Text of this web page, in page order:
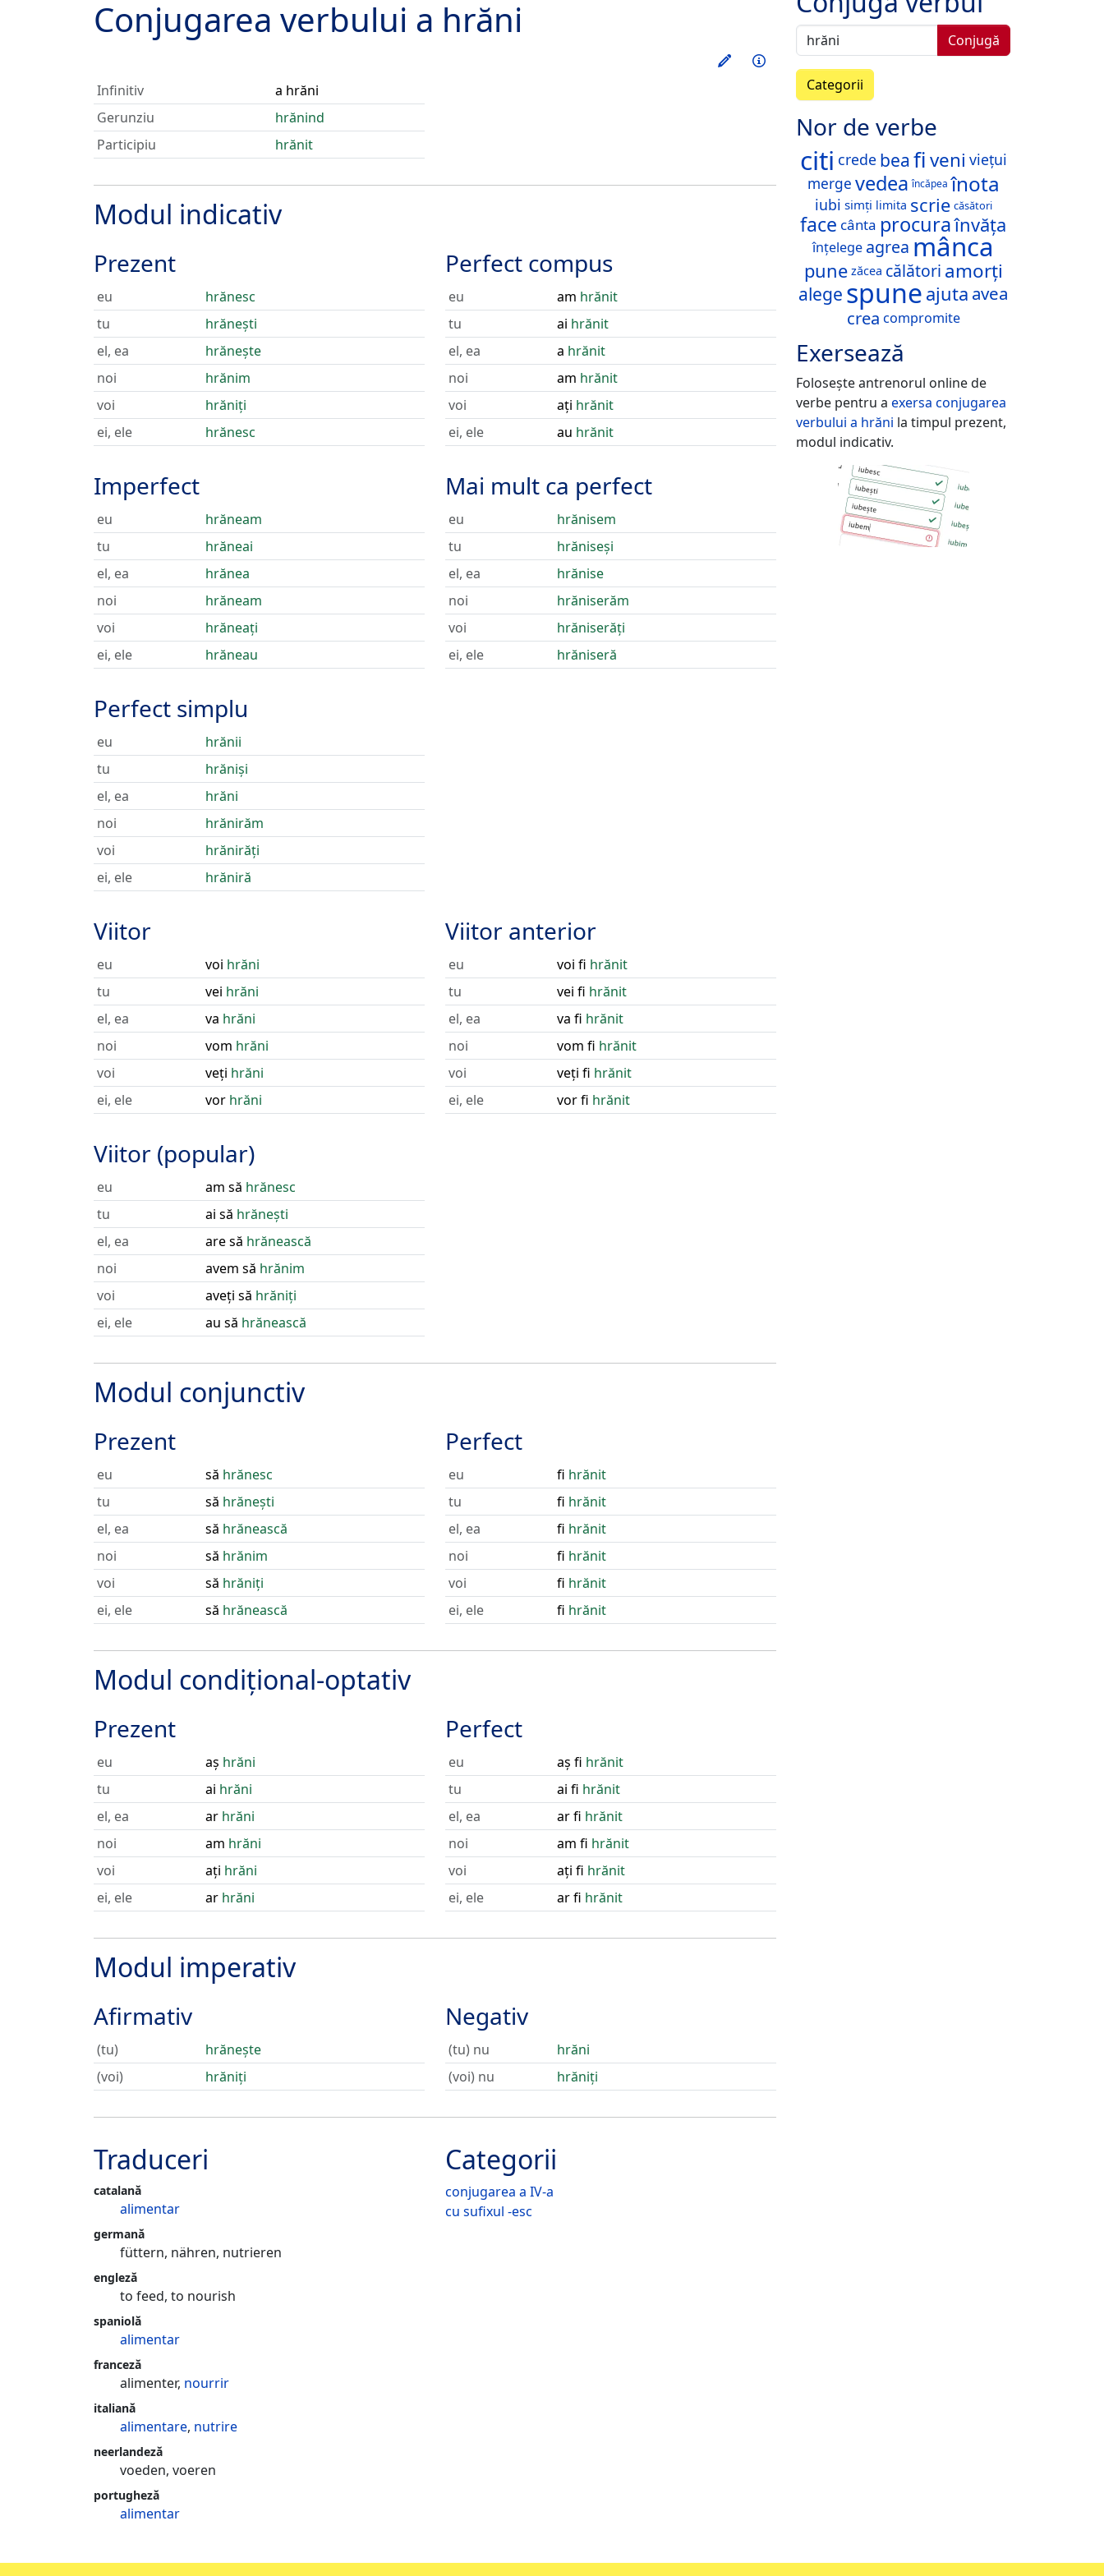
Conjugarea verbului a hrăni
Exersează acest verb
Informații
Infinitiv
a hrăni
Gerunziu
hrănind
Participiu
hrănit
Modul indicativ
Prezent
eu
hrănesc
tu
hrănești
el, ea
hrănește
noi
hrănim
voi
hrăniți
ei, ele
hrănesc
Imperfect
eu
hrăneam
tu
hrăneai
el, ea
hrănea
noi
hrăneam
voi
hrăneați
ei, ele
hrăneau
Perfect simplu
eu
hrănii
tu
hrăniși
el, ea
hrăni
noi
hrănirăm
voi
hrănirăți
ei, ele
hrăniră
Perfect compus
eu am hrănit
tu
ai hrănit
el, ea
a hrănit
noi
am hrănit
voi
ați hrănit
ei, ele
au hrănit
Mai mult ca perfect
eu
hrănisem
tu
hrăniseși
el, ea
hrănise
noi
hrăniserăm
voi
hrăniserăți
ei, ele
hrăniseră
Viitor
eu voi hrăni
tu
vei hrăni
el, ea
va hrăni
noi
vom hrăni
voi
veți hrăni
ei, ele
vor hrăni
Viitor (popular)
eu am să hrănesc
tu
ai să hrănești
el, ea
are să hrănească
noi
avem să hrănim
voi
aveți să hrăniți
ei, ele
au să hrănească
Viitor anterior
eu voi fi hrănit
tu
vei fi hrănit
el, ea
va fi hrănit
noi
vom fi hrănit
voi
veți fi hrănit
ei, ele
vor fi hrănit
Modul conjunctiv
Prezent
eu să hrănesc
tu
să hrănești
el, ea
să hrănească
noi
să hrănim
voi
să hrăniți
ei, ele
să hrănească
Perfect
eu fi hrănit
tu
fi hrănit
el, ea
fi hrănit
noi
fi hrănit
voi
fi hrănit
ei, ele
fi hrănit
Modul condițional-optativ
Prezent
eu aș hrăni
tu
ai hrăni
el, ea
ar hrăni
noi
am hrăni
voi
ați hrăni
ei, ele
ar hrăni
Perfect
eu aș fi hrănit
tu
ai fi hrănit
el, ea
ar fi hrănit
noi
am fi hrănit
voi
ați fi hrănit
ei, ele
ar fi hrănit
Modul imperativ
Afirmativ
(tu)
hrănește
(voi)
hrăniți
Negativ
(tu) nu
hrăni
(voi) nu
hrăniți
Categorii
conjugarea a IV-a
cu sufixul -esc
Traduceri
catalană
alimentar
germană
füttern, nähren, nutrieren
engleză
to feed, to nourish
spaniolă
alimentar
franceză
alimenter, nourrir
italiană
alimentare, nutrire
neerlandeză
voeden, voeren
portugheză
alimentar
Conjugă
Categorii
Nor de verbe
citi crede beafiveni viețui
merge vedea încăpea înota
iubi simți limita scrie căsători
face cânta procuraînvăța
înțelege agrea mânca
pune zăcea călători amorți
alege spune ajuta avea
crea compromite
Exersează
Folosește antrenorul online de
verbe pentru a exersa conjugarea
verbului a hrăni la timpul prezent,
modul indicativ.